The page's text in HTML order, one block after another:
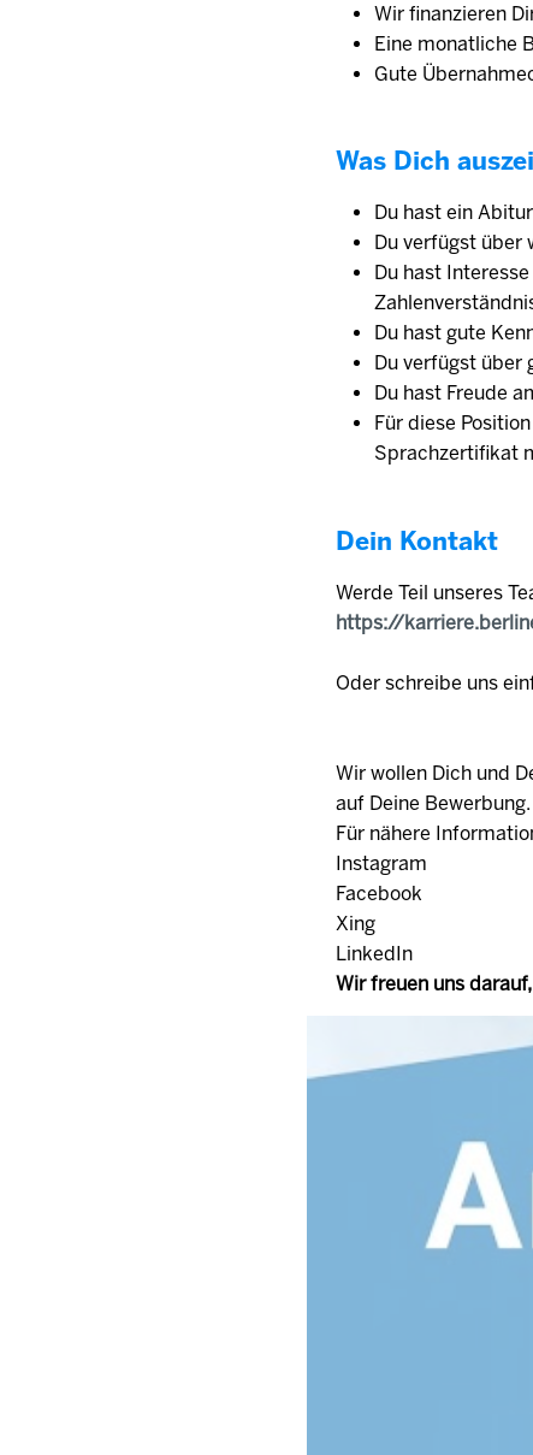
Wir finanzieren
Eine monatliche
Gute
Was Dich
Du hast ein
Du verfügst über
Du hast
Du hast gute
Du verfügst über
Du hast Freude
Für diese
Sprachzertifikat
Dein Kontakt
Werde Teil unseres
https://
Oder schreibe uns
Wir wollen Dich und
auf Deine Bewerbung.
Für nähere
Instagram
Facebook
Xing
LinkedIn
Wir freuen uns